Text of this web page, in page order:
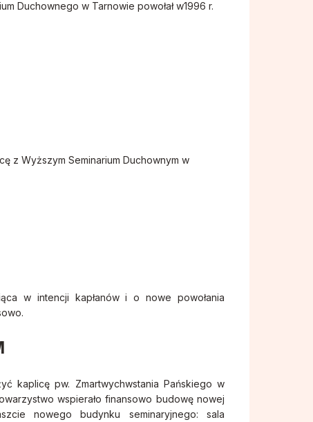
Duchownego w Tarnowie powołał w1996 r.
z Wyższym Seminarium Duchownym w
w intencji kapłanów i o nowe powołania
kaplicę pw. Zmartwychwstania Pańskiego w
wspierało finansowo budowę nowej
nowego budynku seminaryjnego: sala